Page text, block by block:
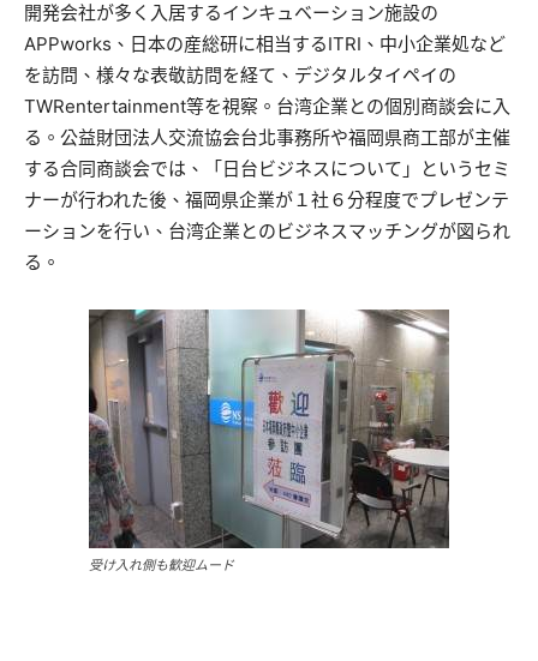
開発会社が多く入居するインキュベーション施設の
APPworks、日本の産総研に相当するITRI、中小企業処など
を訪問、様々な表敬訪問を経て、デジタルタイペイの
TWRentertainment等を視察。台湾企業との個別商談会に入
る。公益財団法人交流協会台北事務所や福岡県商工部が主催
する合同商談会では、「日台ビジネスについて」というセミ
ナーが行われた後、福岡県企業が１社６分程度でプレゼンテ
ーションを行い、台湾企業とのビジネスマッチングが図られ
る。
受け入れ側も歓迎ムード